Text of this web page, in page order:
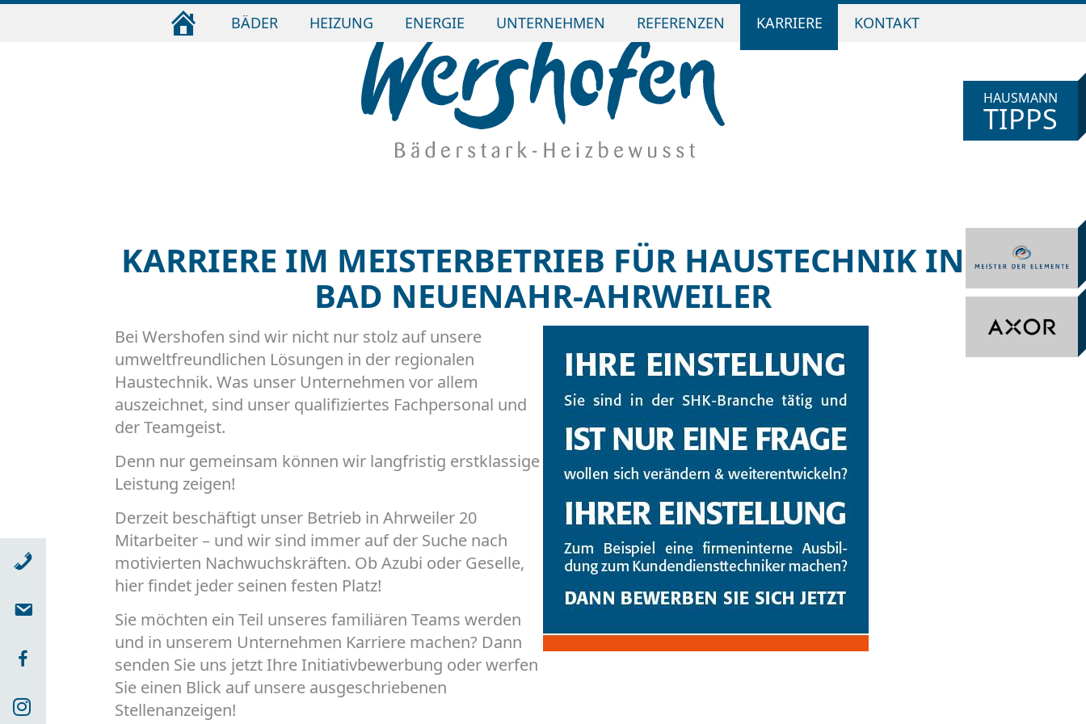
STARTSEITE
BÄDER HEIZUNG ENERGIE UNTERNEHMEN REFERENZEN KARRIERE KONTAKT
HAUSMANN
TIPPS
KARRIERE IM MEISTERBETRIEB FÜR HAUSTECHNIK IN
BAD NEUENAHR-AHRWEILER
Bei Wershofen sind wir nicht nur stolz auf unsere
umweltfreundlichen Lösungen in der regionalen
Haustechnik. Was unser Unternehmen vor allem
auszeichnet, sind unser qualifiziertes Fachpersonal und
der Teamgeist.
Denn nur gemeinsam können wir langfristig erstklassige
Leistung zeigen!
Derzeit beschäftigt unser Betrieb in Ahrweiler 20
Mitarbeiter – und wir sind immer auf der Suche nach
motivierten Nachwuchskräften. Ob Azubi oder Geselle,
hier findet jeder seinen festen Platz!
Sie möchten ein Teil unseres familiären Teams werden
und in unserem Unternehmen Karriere machen? Dann
senden Sie uns jetzt Ihre Initiativbewerbung oder werfen
Sie einen Blick auf unsere ausgeschriebenen
Stellenanzeigen!
Instagram